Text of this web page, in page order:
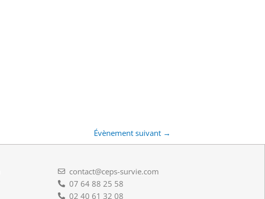
Évènement suivant →
contact@ceps-survie.com
07 64 88 25 58
02 40 61 32 08